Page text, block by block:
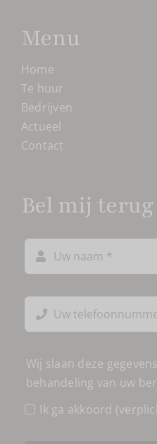
Menu
Home
Te huur
Bedrijven
Actueel
Contact
Bel mij terug
Wij slaan deze
behandeling van uw
Ik ga akkoord